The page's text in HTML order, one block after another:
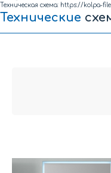
Техническая схема: https://kolpa-
Технические